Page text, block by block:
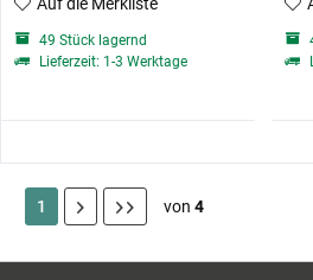
Auf die Merkliste
49 Stück lagernd
Lieferzeit: 1-3 Werktage
1 von 4